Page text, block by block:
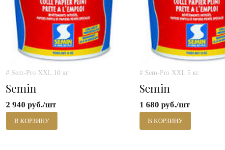
# Sem-Pro XXL 10 кг
Semin
2 940 руб./шт
В КОРЗИНУ
# Sem-Pro XXL 5 кг.
Semin
1 680 руб./шт
В КОРЗИНУ